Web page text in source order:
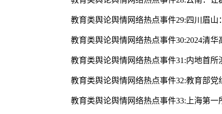
教育类舆论舆情网络热点事件29:四川眉山
教育类舆论舆情网络热点事件30:2024清
教育类舆论舆情网络热点事件31:内地首
教育类舆论舆情网络热点事件32:教育部
教育类舆论舆情网络热点事件33:上海第